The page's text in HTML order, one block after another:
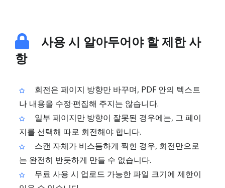
사용 시 알아두어야 할 제한 사
항
회전은 페이지 방향만 바꾸며, PDF 안의 텍스트
나 내용을 수정·편집해 주지는 않습니다.
일부 페이지만 방향이 잘못된 경우에는, 그 페이
지를 선택해 따로 회전해야 합니다.
스캔 자체가 비스듬하게 찍힌 경우, 회전만으로
는 완전히 반듯하게 만들 수 없습니다.
무료 사용 시 업로드 가능한 파일 크기에 제한이